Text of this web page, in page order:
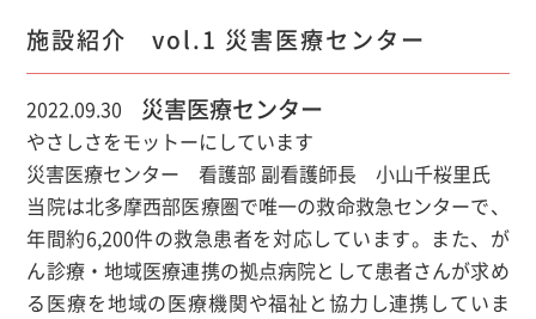
施設紹介 vol.1 災害医療センター
2022.09.30 災害医療センター
やさしさをモットーにしています
災害医療センター 看護部 副看護師長 小山千桜里氏
当院は北多摩西部医療圏で唯一の救命救急センターで、
年間約6,200件の救急患者を対応しています。また、が
ん診療・地域医療連携の拠点病院として患者さんが求め
る医療を地域の医療機関や福祉と協力し連携していま